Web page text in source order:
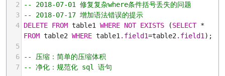
2
-- 2018-07-01 修复复杂where条件括号丢失的问题
3
-- 2018-07-17 增加语法错误的提示
4 DELETE FROM table1 WHERE NOT EXISTS (SELECT
FROM table2 WHERE table1.field1=table2.field1);
5
6
-- 压缩：简单的压缩体积
7
-- 净化：规范化 sql 语句